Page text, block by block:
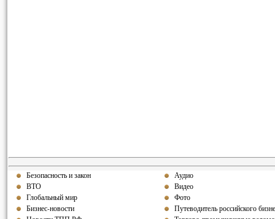
Безопасность и закон
ВТО
Глобальный мир
Бизнес-новости
Аудио
Видео
Фото
Путеводитель российского